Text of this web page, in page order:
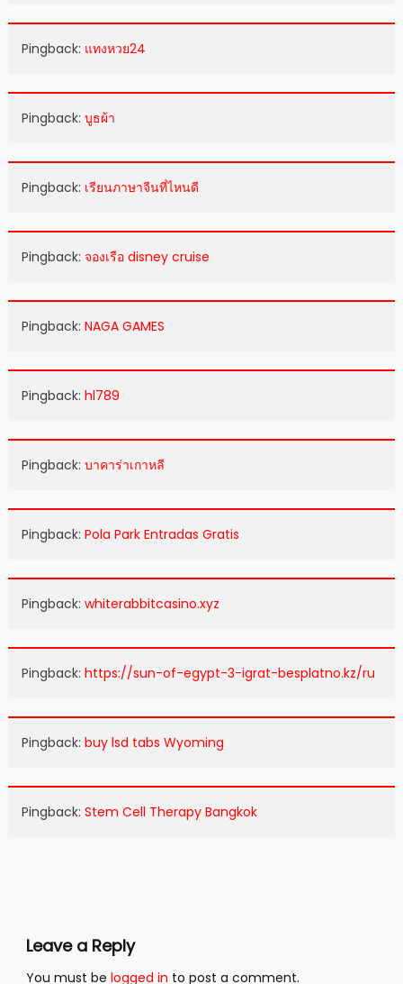
Pingback: แทงหวย24
Pingback: บูธผ้า
Pingback: เรียนภาษาจีนที่ไหนดี
Pingback: จองเรือ disney cruise
Pingback: NAGA GAMES
Pingback: hl789
Pingback: บาคาร่าเกาหลี
Pingback: Pola Park Entradas Gratis
Pingback: whiterabbitcasino.xyz
Pingback: https://sun-of-egypt-3-igrat-besplatno.kz/ru
Pingback: buy lsd tabs Wyoming
Pingback: Stem Cell Therapy Bangkok
Leave a Reply
You must be logged in to post a comment.